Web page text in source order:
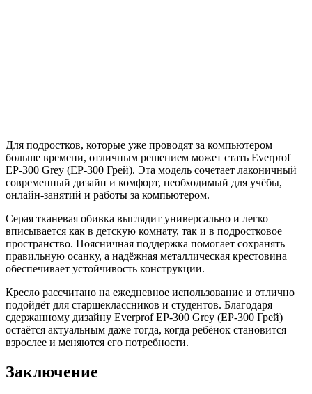
Для подростков, которые уже проводят за компьютером
больше времени, отличным решением может стать Everprof
EP-300 Grey (EP-300 Грей). Эта модель сочетает лаконичный
современный дизайн и комфорт, необходимый для учёбы,
онлайн-занятий и работы за компьютером.
Серая тканевая обивка выглядит универсально и легко
вписывается как в детскую комнату, так и в подростковое
пространство. Поясничная поддержка помогает сохранять
правильную осанку, а надёжная металлическая крестовина
обеспечивает устойчивость конструкции.
Кресло рассчитано на ежедневное использование и отлично
подойдёт для старшеклассников и студентов. Благодаря
сдержанному дизайну Everprof EP-300 Grey (EP-300 Грей)
остаётся актуальным даже тогда, когда ребёнок становится
взрослее и меняются его потребности.
Заключение